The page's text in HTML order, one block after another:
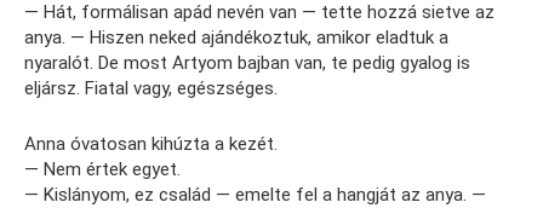
— Hát, formálisan apád nevén van — tette hozzá sietve az
anya. — Hiszen neked ajándékoztuk, amikor eladtuk a
nyaralót. De most Artyom bajban van, te pedig gyalog is
eljársz. Fiatal vagy, egészséges.
Anna óvatosan kihúzta a kezét.
— Nem értek egyet.
— Kislányom, ez család — emelte fel a hangját az anya. —